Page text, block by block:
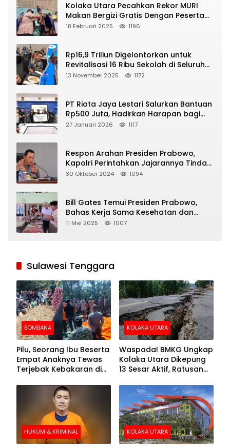
Kolaka Utara Pecahkan Rekor MURI
Makan Bergizi Gratis Dengan Peserta
Terbanyak
18 Februari 2025 1196
Rp16,9 Triliun Digelontorkan untuk
Revitalisasi 16 Ribu Sekolah di Seluruh
Indonesia
13 November 2025 1172
PT Riota Jaya Lestari Salurkan Bantuan
Rp500 Juta, Hadirkan Harapan bagi
Korban Bencana di Sumatera
27 Januari 2026 1117
Respon Arahan Presiden Prabowo,
Kapolri Perintahkan Jajarannya Tindak
Tegas Pelaku Judi Online
30 Oktober 2024 1094
Bill Gates Temui Presiden Prabowo,
Bahas Kerja Sama Kesehatan dan
Program Makan Bergizi Gratis
11 Mei 2025 1007
Sulawesi Tenggara
BOMBANA
Pilu, Seorang Ibu Beserta
Empat Anaknya Tewas
Terjebak Kebakaran di
KOLAKA UTARA
Waspada! BMKG Ungkap
Kolaka Utara Dikepung
13 Sesar Aktif, Ratusan
HUKUM & KRIMINAL KOLAKA UTARA